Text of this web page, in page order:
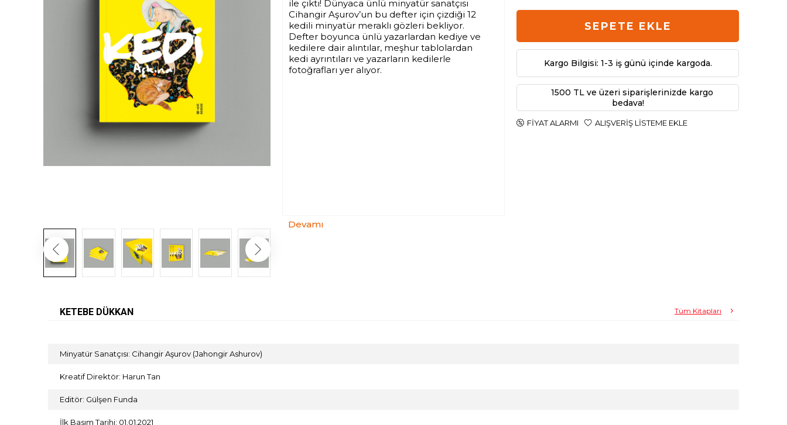
ile çıktı! Dünyaca ünlü minyatür sanatçısı
Cihangir Aşurov’un bu defter için çizdiği 12
kedili minyatür meraklı gözleri bekliyor.
Defter boyunca ünlü yazarlardan kediye ve
kedilere dair alıntılar, meşhur tablolardan
kedi ayrıntıları ve yazarların kedilerle
fotoğrafları yer alıyor.
Devamı
SEPETE EKLE
Kargo Bilgisi: 1-3 iş günü içinde kargoda.
1500 TL ve üzeri siparişlerinizde kargo
bedava!
FIYAT ALARMI ALIŞVERIŞ LISTEME EKLE
KETEBE DÜKKAN Tüm Kitapları
Minyatür Sanatçısı: Cihangir Aşurov (Jahongir Ashurov)
Kreatif Direktör: Harun Tan
Editör: Gülşen Funda
İlk Basım Tarihi: 01.01.2021